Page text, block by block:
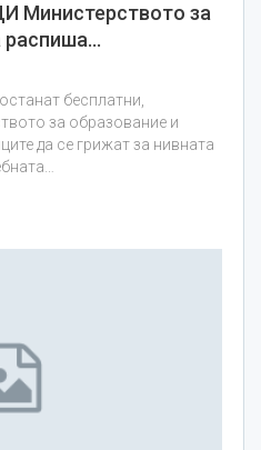
Министерството за
распиша…
бесплатни,
за образование и
да се грижат за нивната